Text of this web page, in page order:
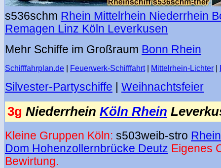
s536schm Rhein Mittelrhein Niederrhein
Remagen Linz Köln Leverkusen
Mehr Schiffe im Großraum Bonn Rhein
Schifffahrplan.de Feuerwerk-Schifffahrt| Mittelrhein-Lichter
Silvester-Partyschiffe Weihnachtsfeier
3g Niederrhein Köln Rhein
Kleine Gruppen Köln: s503weib-stro
Dom Hohenzollernbrücke Deutz Eigenes
Bewirtung.